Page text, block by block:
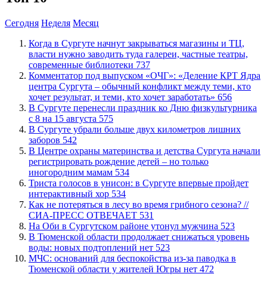
Сегодня Неделя Месяц
​Когда в Сургуте начнут закрываться магазины и ТЦ,
власти нужно заводить туда галереи, частные театры,
современные библиотеки 737
​Комментатор под выпуском «ОЧГ»: «Деление КРТ Ядра
центра Сургута – обычный конфликт между теми, кто
хочет результат, и теми, кто хочет заработать» 656
​В Сургуте перенесли праздник ко Дню физкультурника
с 8 на 15 августа 575
​В Сургуте убрали больше двух километров лишних
заборов 542
​В Центре охраны материнства и детства Сургута начали
регистрировать рождение детей – но только
иногородним мамам 534
​Триста голосов в унисон: в Сургуте впервые пройдет
интерактивный хор 534
​Как не потеряться в лесу во время грибного сезона? //
СИА-ПРЕСС ОТВЕЧАЕТ 531
​На Оби в Сургутском районе утонул мужчина 523
​В Тюменской области продолжает снижаться уровень
воды: новых подтоплений нет 523
​МЧС: оснований для беспокойства из-за паводка в
Тюменской области у жителей Югры нет 472